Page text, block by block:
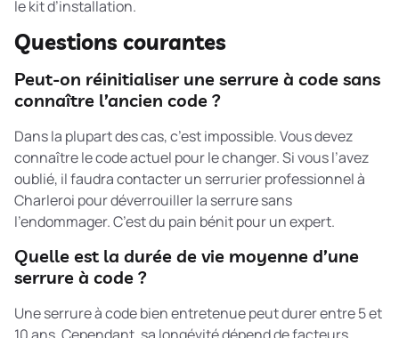
le kit d’installation.
Questions courantes
Peut-on réinitialiser une serrure à code sans
connaître l’ancien code ?
Dans la plupart des cas, c’est impossible. Vous devez
connaître le code actuel pour le changer. Si vous l’avez
oublié, il faudra contacter un serrurier professionnel à
Charleroi pour déverrouiller la serrure sans
l’endommager. C’est du pain bénit pour un expert.
Quelle est la durée de vie moyenne d’une
serrure à code ?
Une serrure à code bien entretenue peut durer entre 5 et
10 ans. Cependant, sa longévité dépend de facteurs